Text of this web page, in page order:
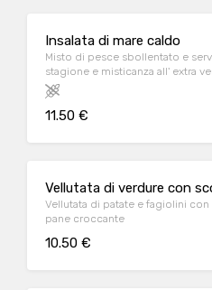
Insalata di mare caldo
Misto di pesce sbollentato e
stagione e misticanza all' extra
11.50 €
Vellutata di verdure con
Vellutata di patate e fagiolini
pane croccante
10.50 €